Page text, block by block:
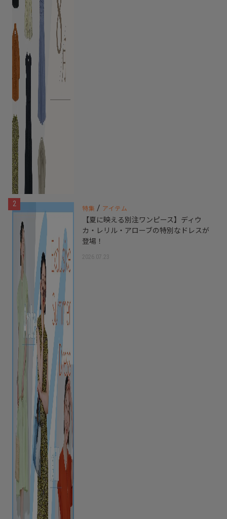
2 特集 / アイテム
【夏に映える別注ワンピース】ディウ
カ・レリル・アローブの特別なドレスが
登場！
2026.07.23